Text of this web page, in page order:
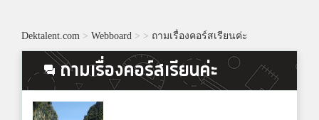
Dektalent.com > Webboard > > ถามเรื่องคอร์สเรียนค่ะ
ถามเรื่องคอร์สเรียนค่ะ